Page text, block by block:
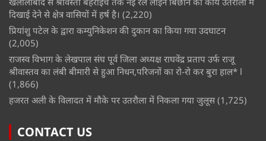
दिखाई देने से क्षेत्र वासियों में हर्ष है। (2,220)
प्रियांशु पटेल के द्वारा कम्युनिकेशन की दुकान का किया गया उदघाटन
(2,005)
राजस्व विभाग के लेखपाल संघ पूर्व जिला अध्यक्ष राघवेंद्र प्रताप उर्फ राजू
श्रीवास्तव का लंबी बीमारी से हुआ निधन,परिजनों का रो-रो कर बुरा हाल* l
(1,866)
हजरत अली के विलादत में मौके पर उतरौला में निकला गया जुलूस (1,725)
CONTACT US